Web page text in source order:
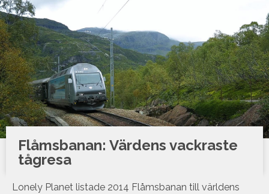
Flåmsbanan: Värdens vackraste
tågresa
Lonely Planet listade 2014 Flåmsbanan till världens